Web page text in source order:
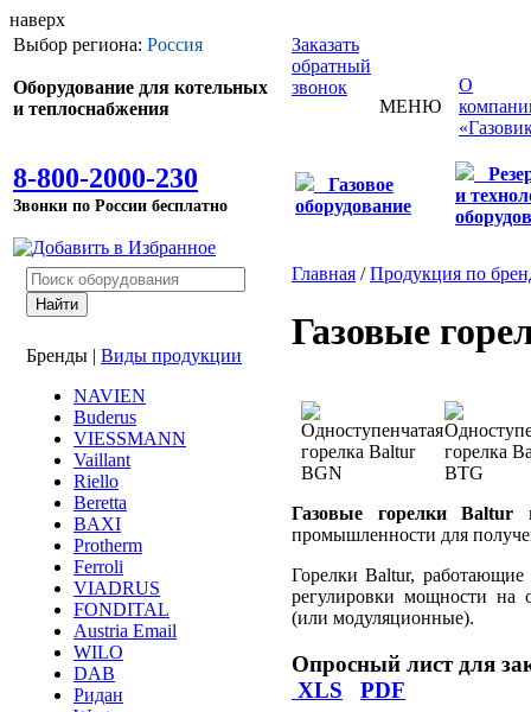
наверх
Выбор региона: Россия
Оборудование для котельных
и теплоснабжения
8-800-2000-230
Звонки по России бесплатно
Заказать
обратный
звонок
МЕНЮ
О
Газовое
оборудование
и
Бренды | Виды продукции
NAVIEN
Buderus
VIESSMANN
Vaillant
Riello
Beretta
BAXI
Protherm
Ferroli
VIADRUS
FONDITAL
Austria Email
WILO
DAB
Ридан
Главная /Продукция по
Газовые
Газовые горелки Baltur
промышленности для
Горелки Baltur, работающие
регулировки мощности на
(или модуляционные).
Опросный лист для
XLS
PDF